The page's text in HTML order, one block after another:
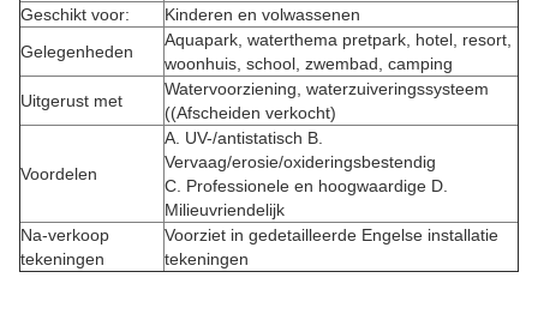
Geschikt voor:
Kinderen en volwassenen
Gelegenheden
Aquapark, waterthema pretpark, hotel, resort,
woonhuis, school, zwembad, camping
Uitgerust met
Watervoorziening, waterzuiveringssysteem
((Afscheiden verkocht)
Voordelen
A. UV-/antistatisch B.
Vervaag/erosie/oxideringsbestendig
C. Professionele en hoogwaardige D.
Milieuvriendelijk
Na-verkoop
tekeningen
Voorziet in gedetailleerde Engelse installatie
tekeningen